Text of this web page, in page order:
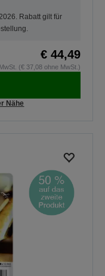
Rabatt gilt für
€ 44,49
(€ 37,08 ohne MwSt.)
Nähe